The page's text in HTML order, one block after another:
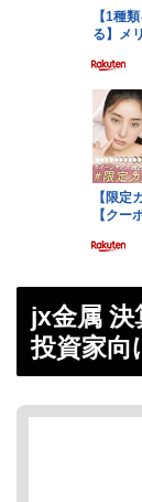
jx金属 決
投資家向